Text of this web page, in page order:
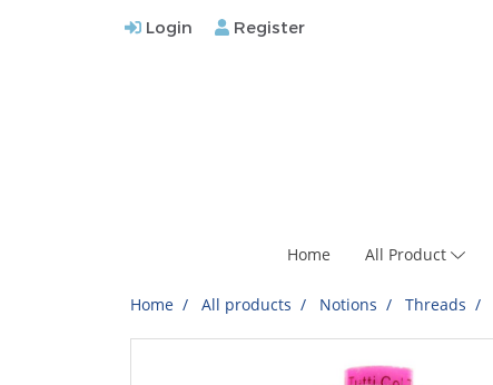
Login Register
Home All Product
Home All products Notions Threads